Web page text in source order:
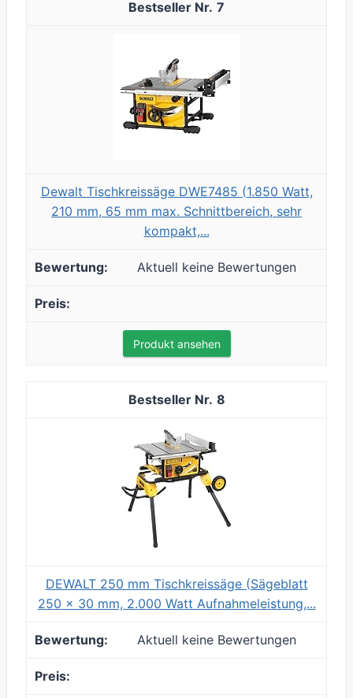
7
Dewalt Tischkreissäge DWE7485 (1.850 Watt,
210 mm, 65 mm max. Schnittbereich, sehr
kompakt,...
Aktuell keine Bewertungen
Produkt ansehen
8
DEWALT 250 mm Tischkreissäge (Sägeblatt
250 x 30 mm, 2.000 Watt Aufnahmeleistung,...
Aktuell keine Bewertungen